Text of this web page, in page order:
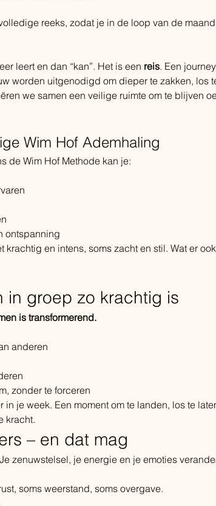
reeks, zodat je in de loop van de
leert en dan “kan”. Het is een reis. Een
worden uitgenodigd om dieper te zakken, los
we samen een veilige ruimte om te blijven
Wim Hof Ademhaling
de Wim Hof Methode kan je:
ontspanning
krachtig en intens, soms zacht en stil. Wat er
in groep zo krachtig is
is transformerend.
anderen
zonder te forceren
je week. Een moment om te landen, los te
kracht.
– en dat mag
zenuwstelsel, je energie en je emoties
soms weerstand, soms overgave.